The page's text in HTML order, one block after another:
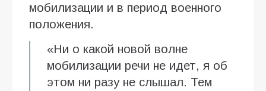
мобилизации и в период военного
положения.
«Ни о какой новой волне
мобилизации речи не идет, я об
этом ни разу не слышал. Тем